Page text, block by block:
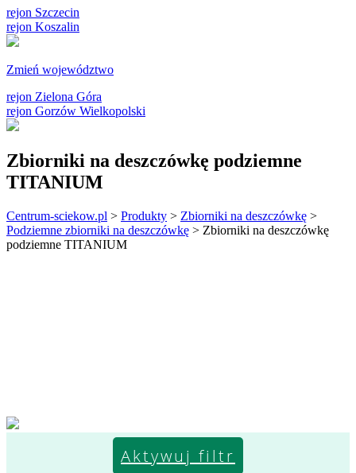
rejon Szczecin
rejon Koszalin
Zmień województwo
rejon Zielona Góra
rejon Gorzów Wielkopolski
Zbiorniki na deszczówkę podziemne
TITANIUM
Centrum-sciekow.pl > Produkty > Zbiorniki na deszczówkę >
Podziemne zbiorniki na deszczówkę > Zbiorniki na deszczówkę
podziemne TITANIUM
Aktywuj filtr